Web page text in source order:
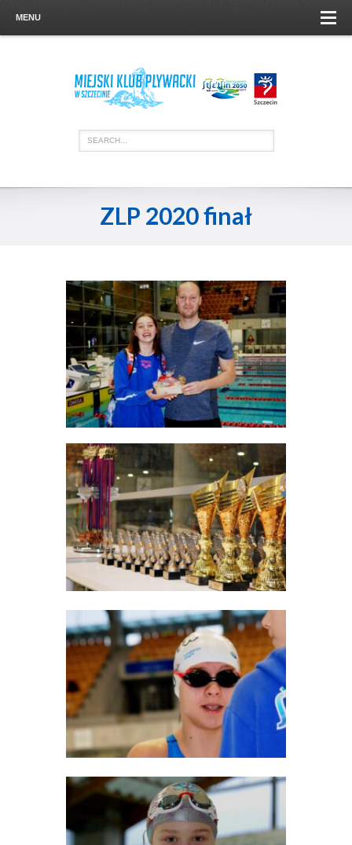
MENU
ZLP 2020 finał